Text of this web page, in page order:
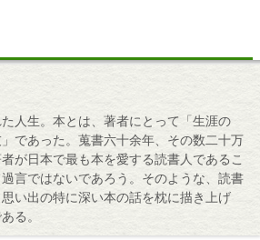
人生。本とは、著者にとって「生涯の
であった。蒐書六十余年、その数二十万
が日本で最も本を愛する読書人であるこ
言ではないであろう。そのような、読書
い出の特に深い本の話を枕に描き上げ
る。